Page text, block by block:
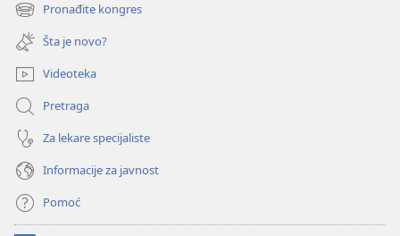
prozor)
Pronađite kongres
(otvara
novi
prozor)
Šta je novo?
Videoteka
Pretraga
Za lekare specijaliste
Informacije za javnost
Pomoć